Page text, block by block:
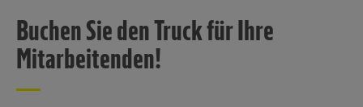
Buchen Sie den Truck für Ihre
Mitarbeitenden!